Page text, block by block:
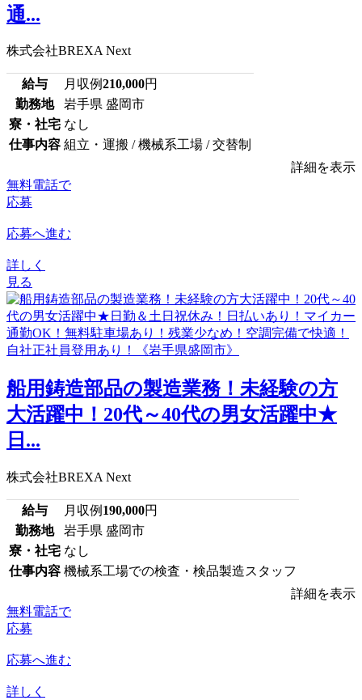
通...
株式会社BREXA Next
給与 月収例210,000円
勤務地
岩手県 盛岡市
寮・社宅 なし
仕事内容 組立・運搬 / 機械系工場 / 交替制
詳細を表示
無料電話で
応募
応募へ進む
詳しく
見る
船用鋳造部品の製造業務！未経験の方
大活躍中！20代～40代の男女活躍中★
日...
株式会社BREXA Next
給与 月収例 190,000円
勤務地
岩手県 盛岡市
寮・社宅 なし
仕事内容 機械系工場での検査・検品製造スタッフ
詳細を表示
無料電話で
応募
応募へ進む
詳しく